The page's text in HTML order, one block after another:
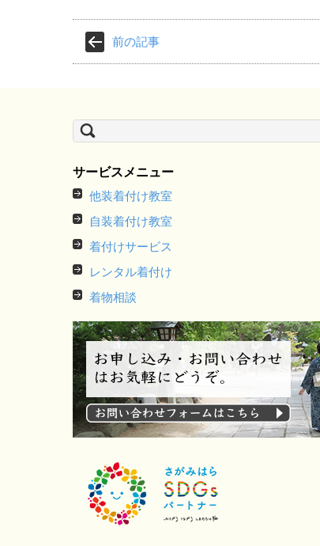
前の記事
検
索:
サービスメニュー
他装着付け教室
自装着付け教室
着付けサービス
レンタル着付け
着物相談